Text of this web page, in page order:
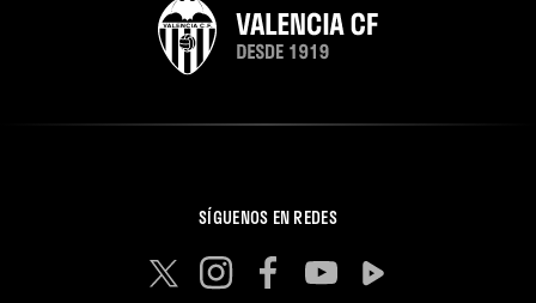
SÍGUENOS EN REDES